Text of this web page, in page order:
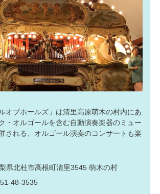
オブホールズ」は清里高原萌木の村内にあ
・オルゴールを含む自動演奏楽器のミュー
される、オルゴール演奏のコンサートも楽
県北杜市高根町清里3545 萌木の村
48-3535